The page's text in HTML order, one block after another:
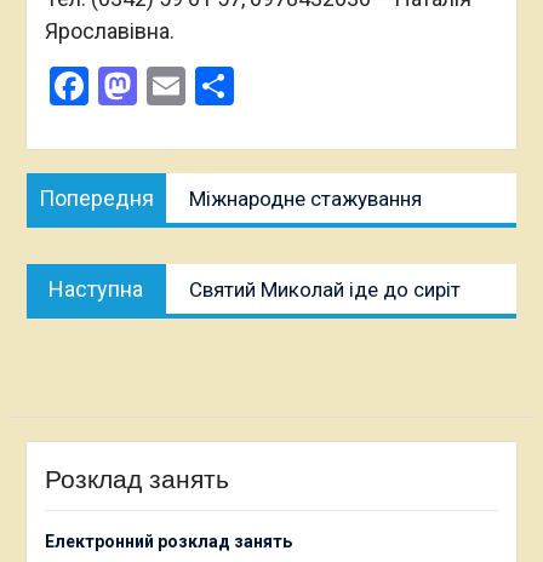
Ярославівна.
Facebook
Mastodon
EmailПоділитися
Навігація
записів
Попередня
публікація:
Міжнародне стажування
Наступна
публікація:
Святий Миколай іде до сиріт
Розклад занять
Електронний розклад занять